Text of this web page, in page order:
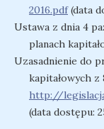
2016.pdf(data
Ustawa z dnia 4
planach
Uzasadnienie do
kapitałowych z
http://
(data dostępu: